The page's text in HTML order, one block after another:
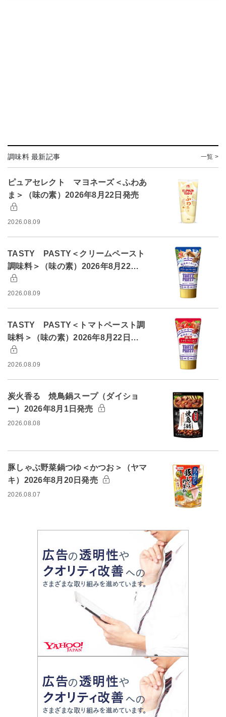
調味料 最新記事 一覧 >
ピュアセレクト マヨネーズ＜ふわあ
ま＞（味の素）2026年8月22日発売
2026.08.09
TASTY PASTY＜クリームペースト
調味料＞（味の素）2026年8月22…
2026.08.09
TASTY PASTY＜トマトペースト調
味料＞（味の素）2026年8月22日…
2026.08.09
炭火香る 焼鳥鍋スープ（ダイショ
ー）2026年8月1日発売
2026.08.08
豚しゃぶ野菜鍋つゆ＜かつお＞（ヤマ
キ）2026年8月20日発売
2026.08.07